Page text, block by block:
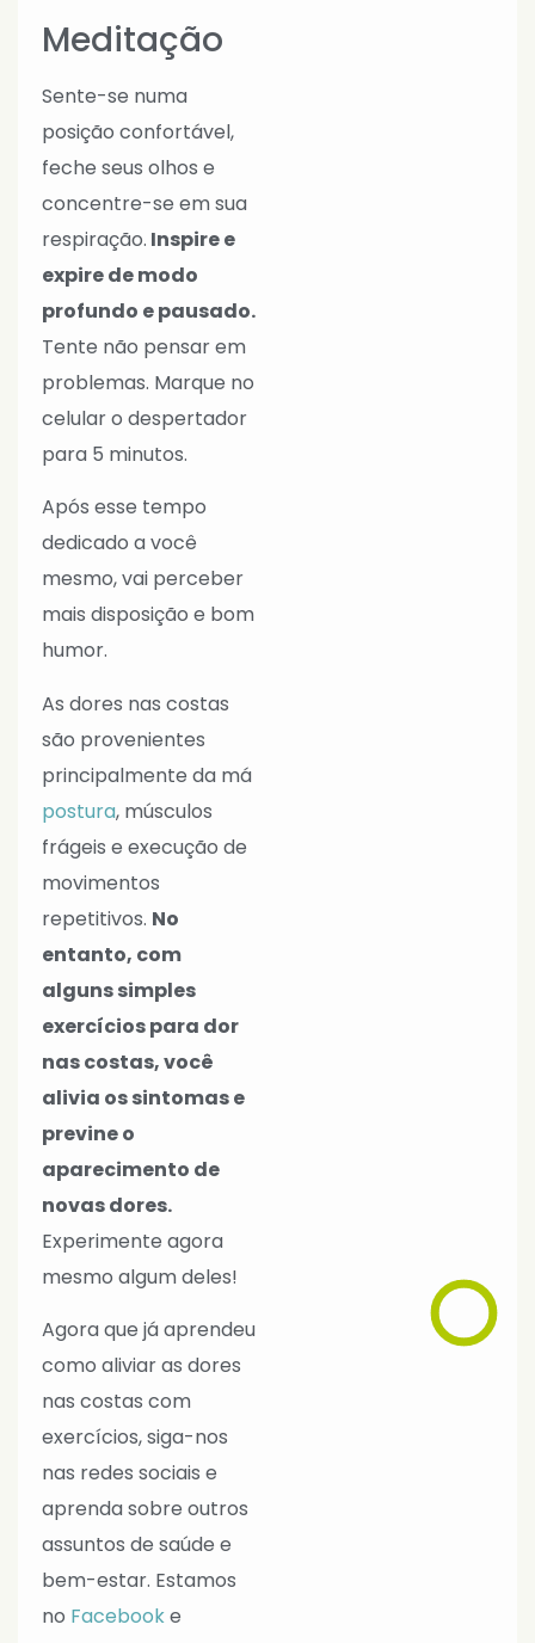
Meditação
Sente-se numa
posição confortável,
feche seus olhos e
concentre-se em sua
respiração. Inspire e
expire de modo
profundo e pausado.
Tente não pensar em
problemas. Marque no
celular o despertador
para 5 minutos.
Após esse tempo
dedicado a você
mesmo, vai perceber
mais disposição e bom
humor.
As dores nas costas
são provenientes
principalmente da má
postura, músculos
frágeis e execução de
movimentos
repetitivos. No
entanto, com
alguns simples
exercícios para dor
nas costas, você
alivia os sintomas e
previne o
aparecimento de
novas dores.
Experimente agora
mesmo algum deles!
Agora que já aprendeu
como aliviar as dores
nas costas com
exercícios, siga-nos
nas redes sociais e
aprenda sobre outros
assuntos de saúde e
bem-estar. Estamos
no Facebooke